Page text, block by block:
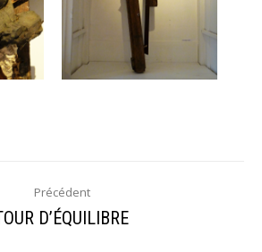
Précédent
D’ÉQUILIBRE